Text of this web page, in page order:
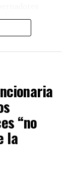
de 2027,
“no
la